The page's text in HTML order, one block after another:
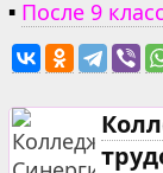
▪ После 9